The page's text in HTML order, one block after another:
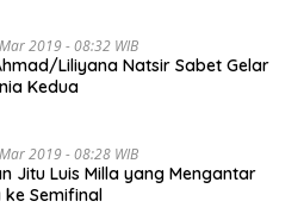
2019 - 08:32 WIB
Liliyana Natsir Sabet Gelar
Kedua
2019 - 08:28 WIB
Jitu Luis Milla yang Mengantar
ke Semifinal